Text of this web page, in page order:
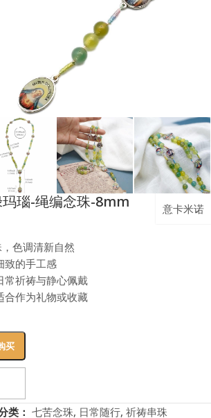
瑙-绳编念珠-8mm 意卡米诺
色调清新自然
致的手工感
常祈祷与静心佩戴
合作为礼物或收藏
买
类： 七苦念珠, 日常随行, 祈祷串珠